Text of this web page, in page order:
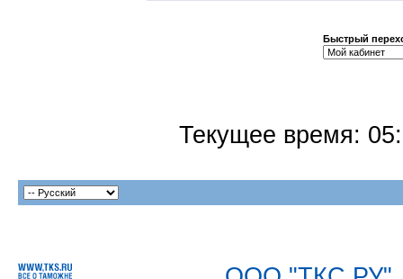
Быстрый
Текущее время: